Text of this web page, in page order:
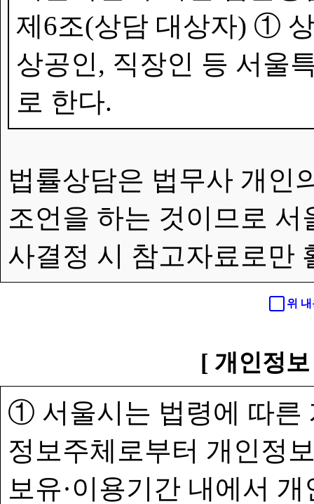
제6조(상담 대상자) ①
상공인, 직장인 등 서울
로 한다.
법률상담은 법무사 개인
조언을 하는 것이므로
사결정 시 참고자료로만
위
[ 개인정
① 서울시는 법령에 따른
정보주체로부터 개인정
보유·이용기간 내에서